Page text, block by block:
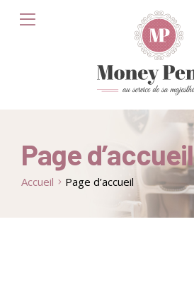
Page d’accueil
Accueil Page d’accueil